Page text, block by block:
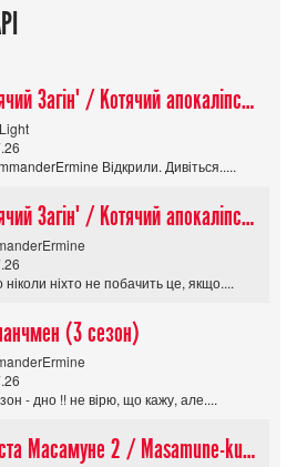
"Котячий Загін" / Котячий апокаліпсис / Cat Shit One
Відкрили. Дивіться.....
"Котячий Загін" / Котячий апокаліпсис / Cat Shit One
ніколи ніхто не побачить це, якщо....
(3 сезон)
- дно !! не вірю, що кажу, але....
Помста Масамуне 2 / Masamune-kun no Revenge R